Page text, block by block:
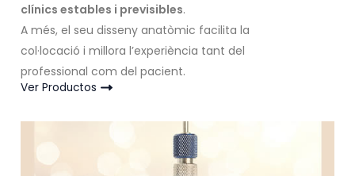
clínics estables i previsibles.
A més, el seu disseny anatòmic facilita la
col·locació i millora l’experiència tant del
professional com del pacient.
Ver Productos